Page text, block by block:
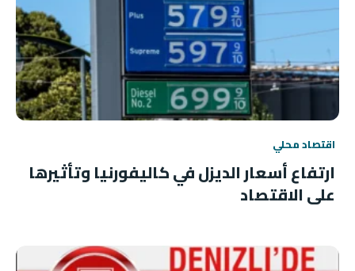
اقتصاد محلي
ارتفاع أسعار الديزل في كاليفورنيا وتأثيرها
على الاقتصاد